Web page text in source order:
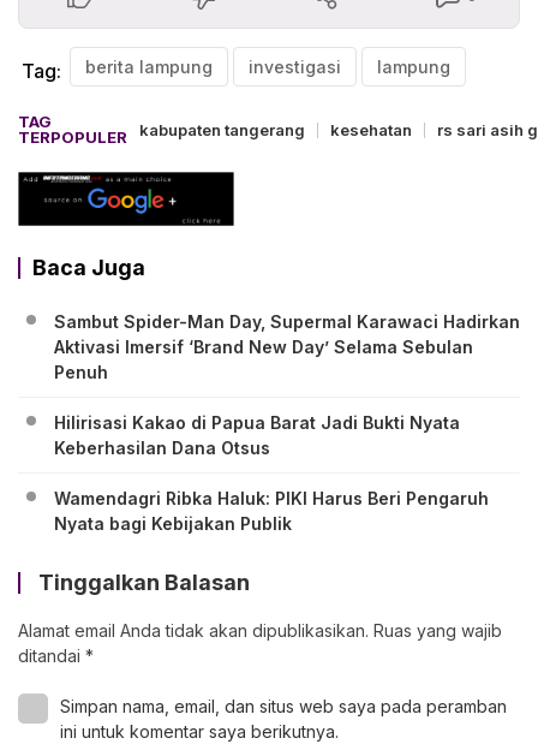
Tag: berita lampung investigasi lampung
TAG
TERPOPULER
kabupaten tangerang kesehatan rs sari asih
Baca Juga
Sambut Spider-Man Day, Supermal Karawaci Hadirkan
Aktivasi Imersif ‘Brand New Day’ Selama Sebulan
Penuh
Hilirisasi Kakao di Papua Barat Jadi Bukti Nyata
Keberhasilan Dana Otsus
Wamendagri Ribka Haluk: PIKI Harus Beri Pengaruh
Nyata bagi Kebijakan Publik
Tinggalkan Balasan
Alamat email Anda tidak akan dipublikasikan. Ruas yang wajib
ditandai *
Simpan nama, email, dan situs web saya pada peramban
ini untuk komentar saya berikutnya.